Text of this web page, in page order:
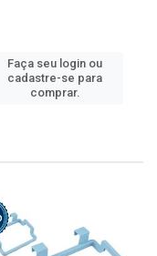
Faça seu login ou
cadastre-se para
comprar.